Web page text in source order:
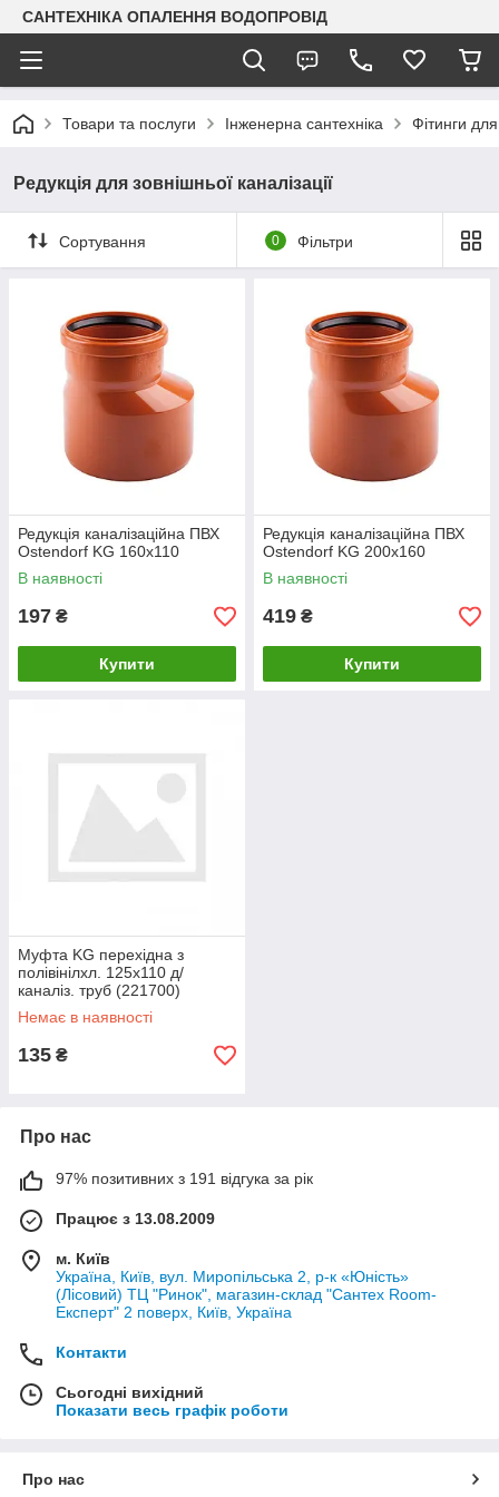
САНТЕХНІКА ОПАЛЕННЯ ВОДОПРОВІД
Товари та послуги Інженерна сантехніка Фітинги
Редукція для зовнішньої каналізації
Сортування 0 Фільтри
Редукція каналізаційна ПВХ
Ostendorf KG 160х110
В наявності
197 ₴
Купити
Редукція каналізаційна ПВХ
Ostendorf KG 200х160
В наявності
419 ₴
Купити
Муфта KG перехідна з
полівінілхл. 125х110 д/
каналіз. труб (221700)
Оstendorf
Немає в наявності
135 ₴
Про нас
97% позитивних з 191 відгука за рік
Працює з 13.08.2009
м. Київ
Україна, Київ, вул. Миропільська 2, р-к «Юність»
(Лісовий) ТЦ "Ринок", магазин-склад "Сантех Room-
Експерт" 2 поверх, Київ, Україна
Контакти
Сьогодні вихідний
Показати весь графік роботи
Про нас